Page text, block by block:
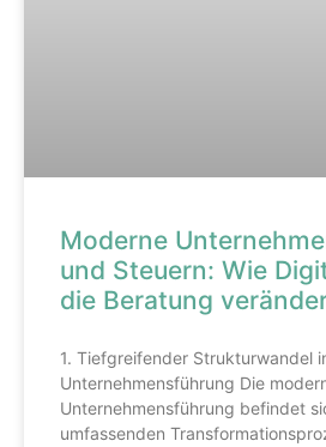
Moderne
und Steuern: Wie
die Beratung
1. Tiefgreifender Strukturwandel
Unternehmensführung Die
Unternehmensführung befindet
umfassenden